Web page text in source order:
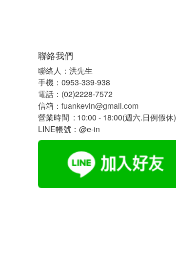
聯絡我們
聯絡人：洪先生
手機：0953-339-938
電話：(02)2228-7572
信箱： fuankevin@gmail.com
營業時間 : 10:00 - 18:00(週六.日例假休)
LINE帳號：@e-in